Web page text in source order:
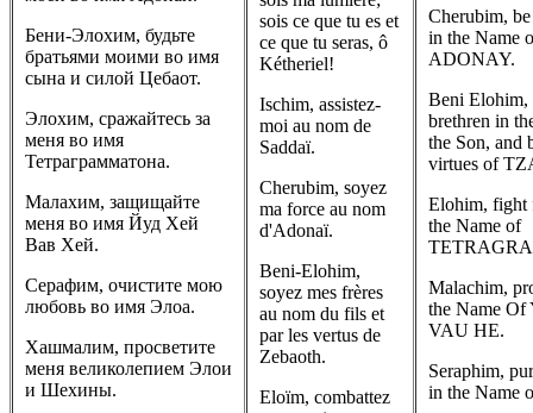
Бени-Элохим, будьте
братьями моими во имя
сына и силой Цебаот.
Элохим, сражайтесь за
меня во имя
Тетраграмматона.
Малахим, защищайте
меня во имя Йуд Хей
Вав Хей.
Серафим, очистите мою
любовь во имя Элоа.
Хашмалим, просветите
меня великолепием Элои
и Шехины.
sois ce que tu es et
ce que tu seras, ô
Kétheriel!
Ischim, assistez-
moi au nom de
Saddaï.
Cherubim, soyez
ma force au nom
d'Adonaï.
Beni-Elohim,
soyez mes frères
au nom du fils et
par les vertus de
Zebaoth.
Eloïm, combattez
Cherubim,
in the Name
ADONAY.
Beni Elohim,
brethren in
the Son, and
virtues of
Elohim, fight
the Name of
Malachim,
the Name
VAU HE.
Seraphim,
in the Name